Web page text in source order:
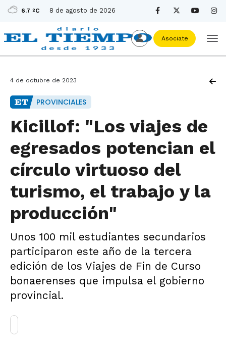
6.7 ºC 8 de agosto de 2026
Asociate
4 de octubre de 2023
PROVINCIALES
Kicillof: "Los viajes de
egresados potencian el
círculo virtuoso del
turismo, el trabajo y la
producción"
Unos 100 mil estudiantes secundarios
participaron este año de la tercera
edición de los Viajes de Fin de Curso
bonaerenses que impulsa el gobierno
provincial.